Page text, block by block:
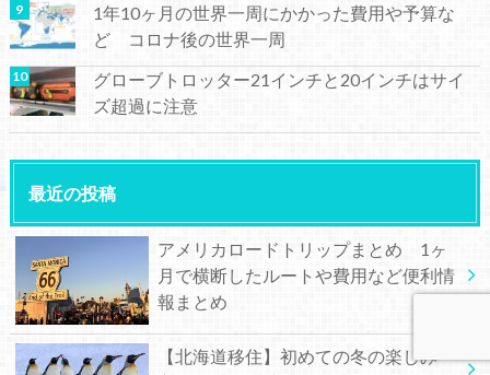
1年10ヶ月の世界一周にかかった費用や予算な
ど コロナ後の世界一周
グローブトロッター21インチと20インチはサイ
ズ超過に注意
最近の投稿
アメリカロードトリップまとめ 1ヶ
月で横断したルートや費用など便利情
報まとめ
【北海道移住】初めての冬の楽しみ